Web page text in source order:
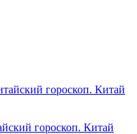
гороскоп. Китай